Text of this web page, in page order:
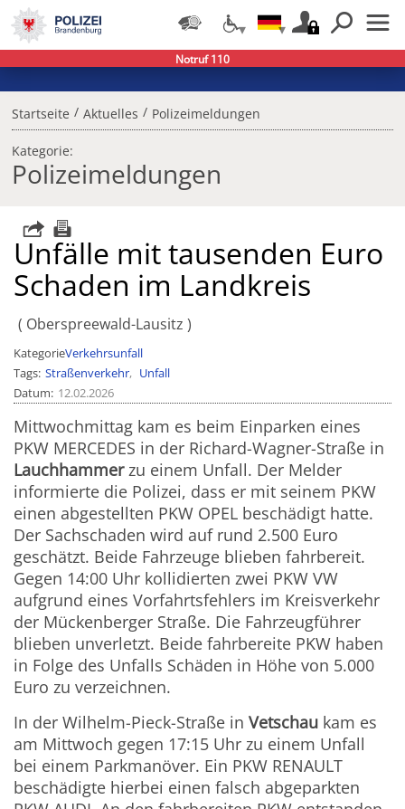
Startseite / Aktuelles / Polizeimeldungen
Kategorie:
Polizeimeldungen
Unfälle mit tausenden Euro
Schaden im Landkreis
Oberspreewald-Lausitz
KategorieVerkehrsunfall
Tags Straßenverkehr
Unfall
Datum 12.02.2026
Mittwochmittag kam es beim Einparken eines
PKW MERCEDES in der Richard-Wagner-Straße in
Lauchhammerzu einem Unfall. Der Melder
informierte die Polizei, dass er mit seinem PKW
einen abgestellten PKW OPEL beschädigt hatte.
Der Sachschaden wird auf rund 2.500 Euro
geschätzt. Beide Fahrzeuge blieben fahrbereit.
Gegen 14:00 Uhr kollidierten zwei PKW VW
aufgrund eines Vorfahrtsfehlers im Kreisverkehr
der Mückenberger Straße. Die Fahrzeugführer
blieben unverletzt. Beide fahrbereite PKW haben
in Folge des Unfalls Schäden in Höhe von 5.000
Euro zu verzeichnen.
In der Wilhelm-Pieck-Straße inVetschau kam es
am Mittwoch gegen 17:15 Uhr zu einem Unfall
bei einem Parkmanöver. Ein PKW RENAULT
beschädigte hierbei einen falsch abgeparkten
Notruf 110